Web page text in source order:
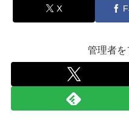
X
管理者を